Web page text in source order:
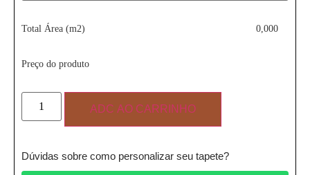
Total Área (m2) 0,000
Preço do produto
ADC AO CARRINHO
Dúvidas sobre como personalizar seu tapete?